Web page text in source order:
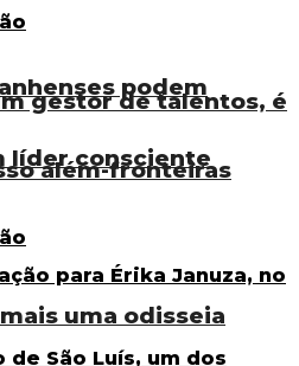
gestor de talentos, é
líder consciente
uma odisseia
podem
além-fronteiras